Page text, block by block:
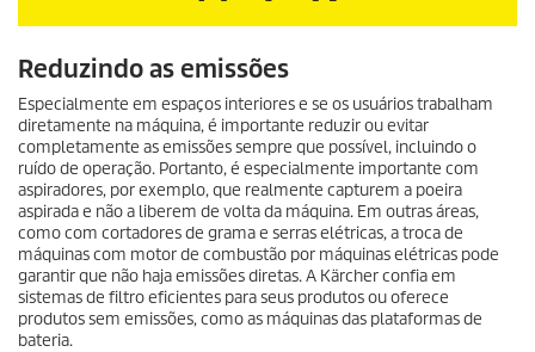
Reduzindo as emissões
Especialmente em espaços interiores e se os usuários trabalham
diretamente na máquina, é importante reduzir ou evitar
completamente as emissões sempre que possível, incluindo o
ruído de operação. Portanto, é especialmente importante com
aspiradores, por exemplo, que realmente capturem a poeira
aspirada e não a liberem de volta da máquina. Em outras áreas,
como com cortadores de grama e serras elétricas, a troca de
máquinas com motor de combustão por máquinas elétricas pode
garantir que não haja emissões diretas. A Kärcher confia em
sistemas de filtro eficientes para seus produtos ou oferece
produtos sem emissões, como as máquinas das plataformas de
bateria.